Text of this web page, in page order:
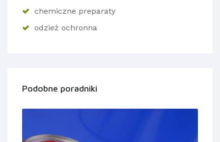
chemiczne preparaty
odzież ochronna
Podobne poradniki